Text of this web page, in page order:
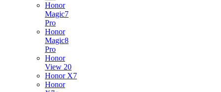
Honor
Magic7
Pro
Honor
Magic8
Pro
Honor
View 20
Honor X7
Honor